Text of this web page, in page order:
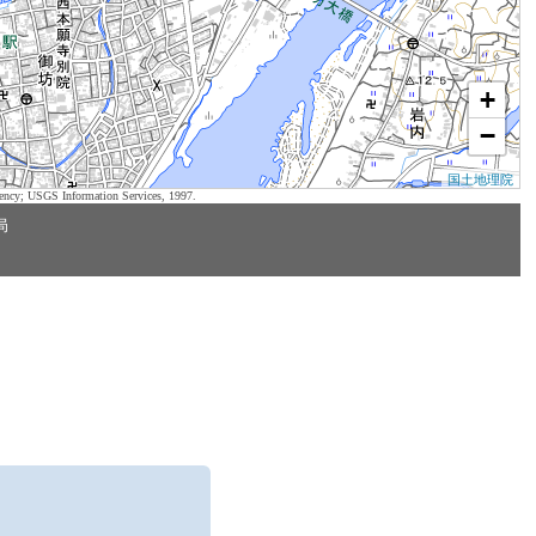
+
−
国土地理院
USGS Information Services, 1997.